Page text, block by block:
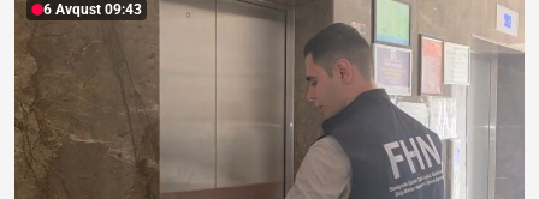
6 Avqust 09:43